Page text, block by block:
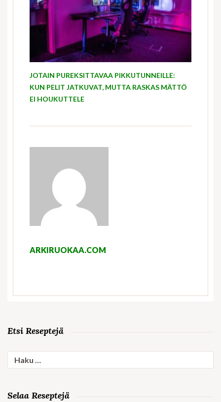
JOTAIN PUREKSITTAVAA PIKKUTUNNEILLE:
KUN PELIT JATKUVAT, MUTTA RASKAS MÄTTÖ
EI HOUKUTTELE
ARKIRUOKAA.COM
Etsi Reseptejä
Selaa Reseptejä